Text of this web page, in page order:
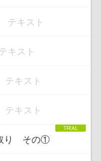
キスト
キスト
キスト
キスト
り その①